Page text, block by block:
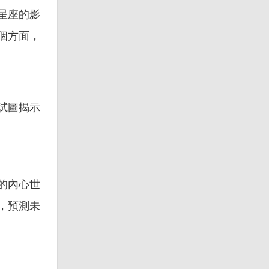
座的影
方面，
圖揭示
內心世
預測未